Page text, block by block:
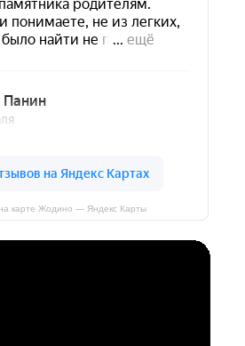
карте Жодино — Яндекс Карты